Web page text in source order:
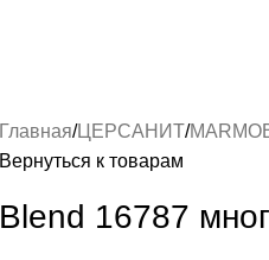
Главная ЦЕРСАНИТ
Вернуться к товарам
Blend 16787